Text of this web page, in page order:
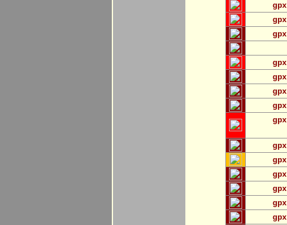
gpx
gpx
gpx
gpx
gpx
gpx
gpx
gpx
gpx
gpx
gpx
gpx
gpx
gpx